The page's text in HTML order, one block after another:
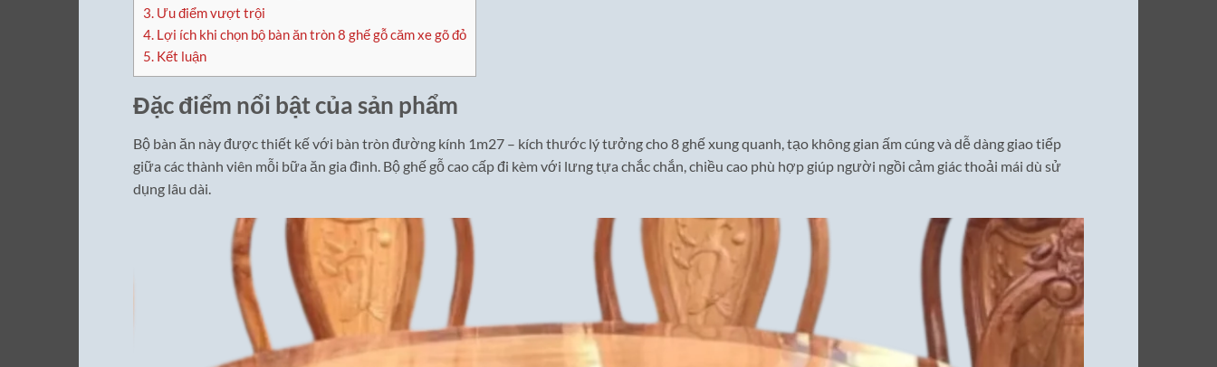
3. Ưu điểm vượt trội
4. Lợi ích khi chọn bộ bàn ăn tròn 8 ghế gỗ căm xe gõ đỏ
5. Kết luận
Đặc điểm nổi bật của sản phẩm
Bộ bàn ăn này được thiết kế với bàn tròn đường kính 1m27 – kích thước lý tưởng cho 8 ghế xung quanh, tạo không gian ấm cúng và dễ dàng giao tiếp
giữa các thành viên mỗi bữa ăn gia đình. Bộ ghế gỗ cao cấp đi kèm với lưng tựa chắc chắn, chiều cao phù hợp giúp người ngồi cảm giác thoải mái dù sử
dụng lâu dài.